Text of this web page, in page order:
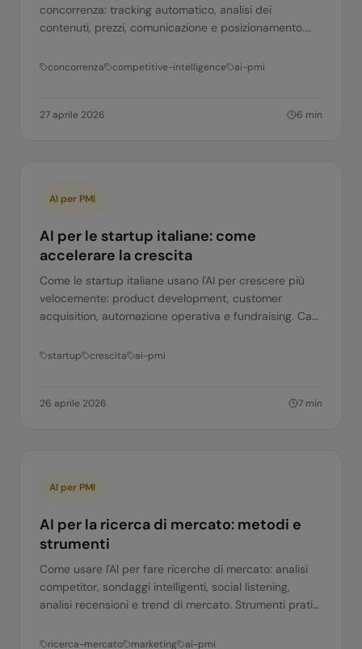
concorrenza: tracking automatico, analisi dei
contenuti, prezzi, comunicazione e posizionamento.
concorrenza competitive-intelligence ai-pmi
27 aprile 2026 6 min
AI per PMI
AI per le startup italiane: come
accelerare la crescita
Come le startup italiane usano l'AI per crescere più
velocemente: product development, customer
acquisition, automazione operativa e fundraising. Casi
startup crescita ai-pmi
26 aprile 2026 7 min
AI per PMI
AI per la ricerca di mercato: metodi e
strumenti
Come usare l'AI per fare ricerche di mercato: analisi
competitor, sondaggi intelligenti, social listening,
analisi recensioni e trend di mercato. Strumenti pratici
ricerca-mercato marketing ai-pmi